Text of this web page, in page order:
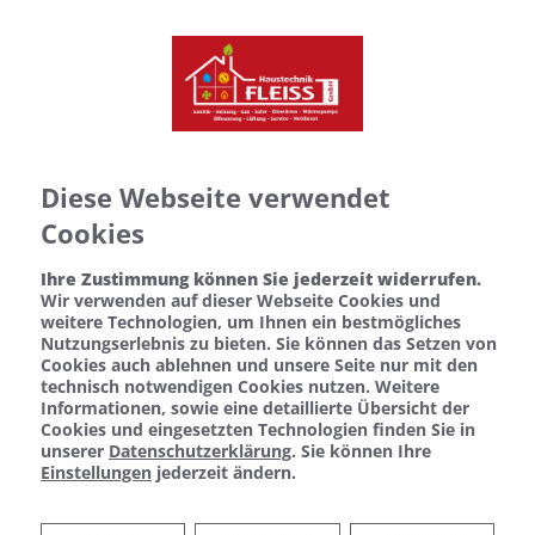
Öl- und Gasheizungen vom
Fachmann
Diese Webseite verwendet
Cookies
Ihre Zustimmung können Sie jederzeit widerrufen.
Wir verwenden auf dieser Webseite Cookies und
weitere Technologien, um Ihnen ein bestmögliches
Nutzungserlebnis zu bieten. Sie können das Setzen von
Cookies auch ablehnen und unsere Seite nur mit den
technisch notwendigen Cookies nutzen. Weitere
Informationen, sowie eine detaillierte Übersicht der
Cookies und eingesetzten Technologien finden Sie in
unserer Datenschutzerklärung. Sie können Ihre
Einstellungen jederzeit ändern.